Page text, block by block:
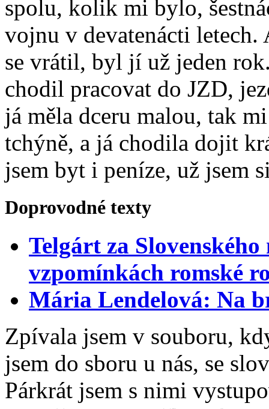
spolu, kolik mi bylo,
vojnu v devatenácti letech.
se vrátil, byl jí už jeden
chodil pracovat do JZD,
já měla dceru malou, tak
tchýně, a já chodila dojit
jsem byt i peníze, už jsem
Doprovodné texty
Telgárt za
vzpomínkách romské
Mária Lendelová: Na
Zpívala jsem v souboru,
jsem do sboru u nás, se
Párkrát jsem s nimi